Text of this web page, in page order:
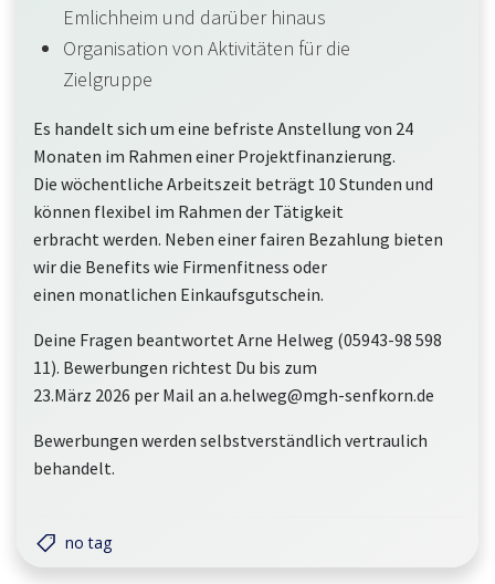
Emlichheim und darüber hinaus
Organisation von Aktivitäten für die
Zielgruppe
Es handelt sich um eine befriste Anstellung von 24
Monaten im Rahmen einer Projektfinanzierung.
Die wöchentliche Arbeitszeit beträgt 10 Stunden und
können flexibel im Rahmen der Tätigkeit
erbracht werden. Neben einer fairen Bezahlung bieten
wir die Benefits wie Firmenfitness oder
einen monatlichen Einkaufsgutschein.
Deine Fragen beantwortet Arne Helweg (05943-98 598
11). Bewerbungen richtest Du bis zum
23.März 2026 per Mail an a.helweg@mgh-senfkorn.de
Bewerbungen werden selbstverständlich vertraulich
behandelt.
no tag